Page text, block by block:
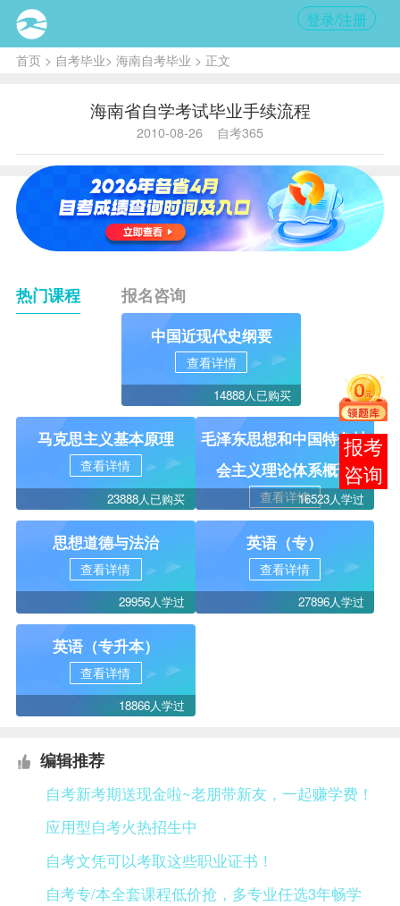
登录/注册
首页> 自考毕业> 海南自考毕业 > 正文
海南省自学考试毕业手续流程
2010-08-26 自考365
热门课程 报名咨询
中国近现代史纲要
查看详情
14888人已购买
马克思主义基本原理
查看详情
23888人已购买
毛泽东思想和中国特色社
会主义理论体系概论
查看详情16523人学过
思想道德与法治
查看详情
29956人学过
英语（专）
查看详情
27896人学过
英语（专升本）
查看详情
18866人学过
编辑推荐
自考新考期送现金啦~老朋带新友，一起赚学费！
应用型自考火热招生中
自考文凭可以考取这些职业证书！
自考专/本全套课程低价抢，多专业任选3年畅学
在线
客服